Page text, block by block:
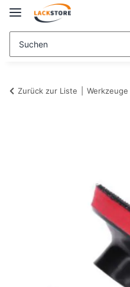
Zurück zur Liste Werkzeuge